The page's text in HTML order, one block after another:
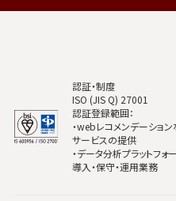
認証・制度
ISO (JIS Q) 27001
認証登録範囲：
・webレコメンデーショ
サービスの提供
・データ分析プラットフ
導入・保守・運用業務